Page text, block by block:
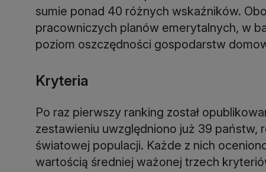
sumie ponad 40 różnych wskaźników.
pracowniczych planów emerytalnych, w
poziom oszczędności gospodarstw
Kryteria
Po raz pierwszy ranking został
zestawieniu uwzględniono już 39
światowej populacji. Każde z nich
wartością średniej ważonej trzech